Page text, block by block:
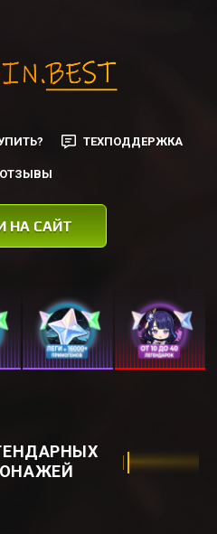
ТЕХПОДДЕРЖКА
ОТЗЫВЫ
НА САЙТ